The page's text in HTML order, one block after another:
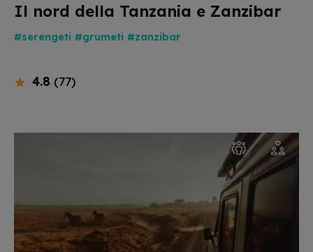
Il nord della Tanzania e Zanzibar
#serengeti #grumeti #zanzibar
4.8 (77)